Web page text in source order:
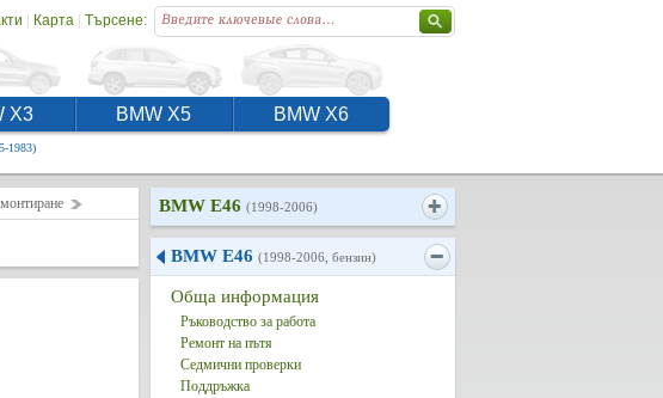
| Карта| Търсене:
X3 BMW X5 BMW X6
1983)
BMW E46 (1998-2006)
BMW E46 (1998-2006, бензин)
Обща информация
Ръководство за работа
Ремонт на пътя
Седмични проверки
Поддръжка